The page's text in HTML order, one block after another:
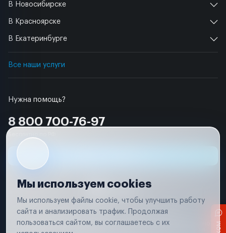
Нужна помощь?
8 800 700-76-97
В Новосибирске
В Красноярске
В Екатеринбурге
Все наши услуги
Условия использования
Удаление аккаунта
Вся информация, представленная на сайте, носит исключительно
Мы используем cookies
Мы используем файлы cookie, чтобы улучшить работу
сайта и анализировать трафик. Продолжая
пользоваться сайтом, вы соглашаетесь с их